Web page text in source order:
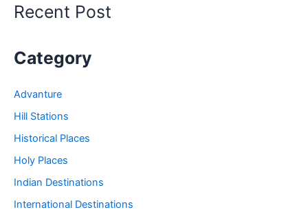
in
Recent Post
Category
Advanture
Hill Stations
Historical Places
Holy Places
Indian Destinations
International Destinations